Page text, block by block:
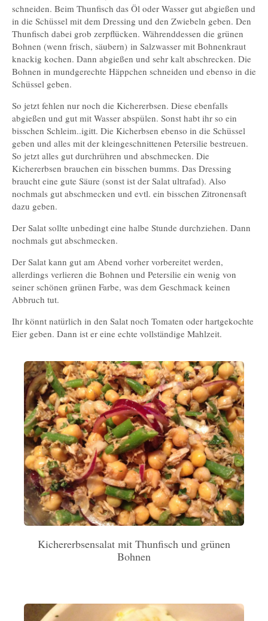
schneiden. Beim Thunfisch das Öl oder Wasser gut abgießen und
in die Schüssel mit dem Dressing und den Zwiebeln geben. Den
Thunfisch dabei grob zerpflücken. Währenddessen die grünen
Bohnen (wenn frisch, säubern) in Salzwasser mit Bohnenkraut
knackig kochen. Dann abgießen und sehr kalt abschrecken. Die
Bohnen in mundgerechte Häppchen schneiden und ebenso in die
Schüssel geben.
So jetzt fehlen nur noch die Kichererbsen. Diese ebenfalls
abgießen und gut mit Wasser abspülen. Sonst habt ihr so ein
bisschen Schleim..igitt. Die Kicherbsen ebenso in die Schüssel
geben und alles mit der kleingeschnittenen Petersilie bestreuen.
So jetzt alles gut durchrühren und abschmecken. Die
Kichererbsen brauchen ein bisschen bumms. Das Dressing
braucht eine gute Säure (sonst ist der Salat ultrafad). Also
nochmals gut abschmecken und evtl. ein bisschen Zitronensaft
dazu geben.
Der Salat sollte unbedingt eine halbe Stunde durchziehen. Dann
nochmals gut abschmecken.
Der Salat kann gut am Abend vorher vorbereitet werden,
allerdings verlieren die Bohnen und Petersilie ein wenig von
seiner schönen grünen Farbe, was dem Geschmack keinen
Abbruch tut.
Ihr könnt natürlich in den Salat noch Tomaten oder hartgekochte
Eier geben. Dann ist er eine echte vollständige Mahlzeit.
Kichererbsensalat mit Thunfisch und grünen
Bohnen